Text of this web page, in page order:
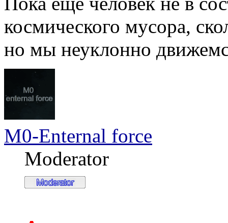
космического мусора,
но мы неуклонно
M0-Enternal force
Moderator